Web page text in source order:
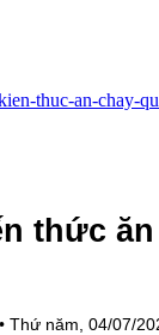
thuc-an-chay-
thức
• Thứ năm, 04/07/